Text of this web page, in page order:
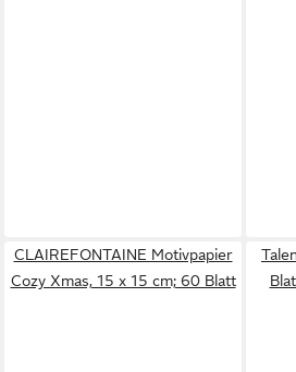
CLAIREFONTAINE Motivpapier
Cozy Xmas, 15 x 15 cm; 60 Blatt